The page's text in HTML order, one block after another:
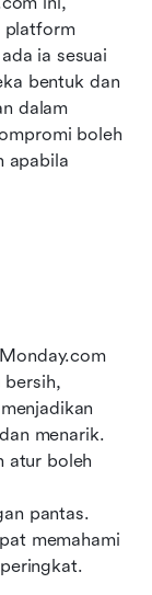
platform
ia sesuai
bentuk dan
dalam
boleh
apabila
Monday.com
bersih,
menarik.
atur boleh
pantas.
memahami